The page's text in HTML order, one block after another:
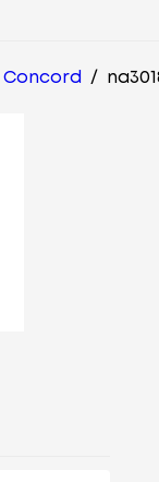
Concord /